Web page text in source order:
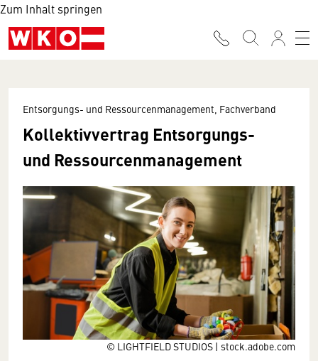
Zum Inhalt springen
© LIGHTFIELD STUDIOS | stock.adobe.com
Entsorgungs- und Ressourcenmanagement, Fachverband
Kollektivvertrag Entsorgungs-
und Ressourcenmanagement